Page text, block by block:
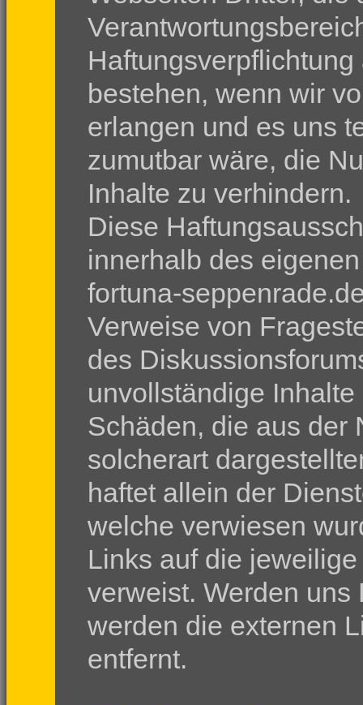
bestehen, wenn wir
erlangen und es uns
zumutbar wäre, die
Inhalte zu verhindern.
Diese
innerhalb des
fortuna-
Verweise von
des
unvollständige
Schäden, die aus der
solcherart
haftet allein der
welche verwiesen
Links auf die
verweist. Werden
werden die externen
entfernt.